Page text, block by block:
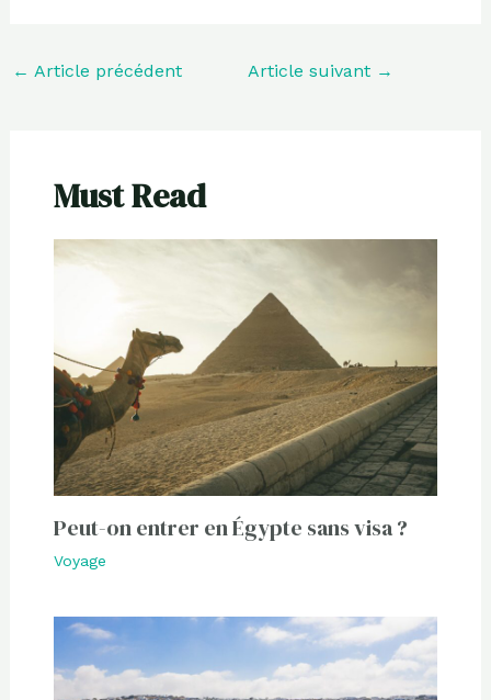
← Article précédent Article suivant →
Must Read
Peut-on entrer en Égypte sans visa ?
Voyage